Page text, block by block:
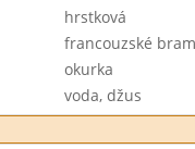
hrstková
francouzské
okurka
voda, džus